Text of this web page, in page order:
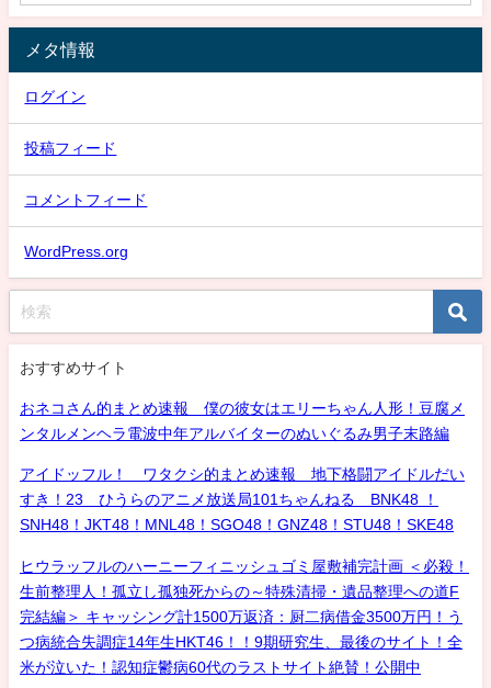
メタ情報
ログイン
投稿フィード
コメントフィード
WordPress.org
おすすめサイト
おネコさん的まとめ速報 僕の彼女はエリーちゃん人形！豆腐メ
ンタルメンヘラ電波中年アルバイターのぬいぐるみ男子末路編
アイドッフル！ ワタクシ的まとめ速報 地下格闘アイドルだい
すき！23 ひうらのアニメ放送局101ちゃんねる BNK48 ！
SNH48！JKT48！MNL48！SGO48！GNZ48！STU48！SKE48
ヒウラッフルのハーニーフィニッシュゴミ屋敷補完計画 ＜必殺！
生前整理人！孤立し孤独死からの～特殊清掃・遺品整理への道F
完結編＞ キャッシング計1500万返済：厨二病借金3500万円！う
つ病統合失調症14年生HKT46！！9期研究生、最後のサイト！全
米が泣いた！認知症鬱病60代のラストサイト絶賛！公開中